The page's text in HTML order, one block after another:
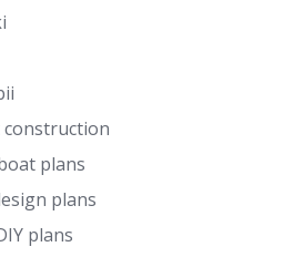
construction
plans
plans
plans